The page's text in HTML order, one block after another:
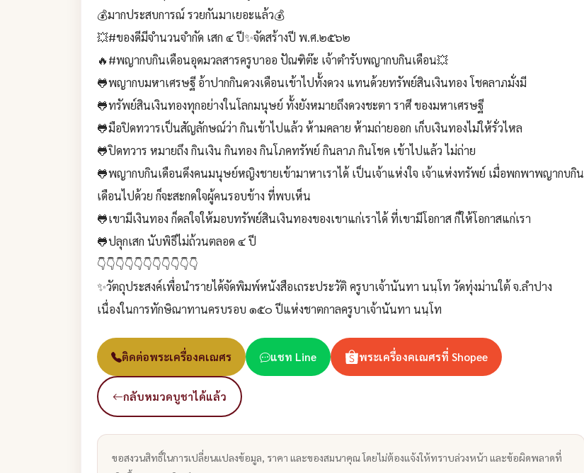
💰มากประสบการณ์ รวยกันมาเยอะแล้ว💰
💥#ของดีมีจำนวนจำกัด เสก ๔ ปี✨จัดสร้างปี พ.ศ.๒๕๖๒
🔥#พญากบกินเดือนอุดมวลสารครูบาออ ปัณฑิต๊ะ เจ้าตำรับพญากบกินเดือน💥
🐸พญากบมหาเศรษฐี อ้าปากกินดวงเดือนเข้าไปทั้งดวง แทนด้วยทรัพย์สินเงินทอง โชคลาภมั่งมี
🐸ทรัพย์สินเงินทองทุกอย่างในโลกมนุษย์ ทั้งยังหมายถึงดวงชะตา ราศี ของมหาเศรษฐี
🐸มือปิดทวารเป็นสัญลักษณ์ว่า กินเข้าไปแล้ว ห้ามคลาย ห้ามถ่ายออก เก็บเงินทองไม่ให้รั่วไหล
🐸ปิดทวาร หมายถึง กินเงิน กินทอง กินโภคทรัพย์ กินลาภ กินโชค เข้าไปแล้ว ไม่ถ่าย
🐸พญากบกินเดือนดึงคนมนุษย์หญิงชายเข้ามาหาเราได้ เป็นเจ้าแห่งใจ เจ้าแห่งทรัพย์ เมื่อพกพาพญากบกิน
เดือนไปด้วย ก็จะสะกดใจผู้คนรอบข้าง ที่พบเห็น
🐸เขามีเงินทอง ก็ดลใจให้มอบทรัพย์สินเงินทองของเขาแก่เราได้ ที่เขามีโอกาส ก็ให้โอกาสแก่เรา
🐸ปลุกเสก นับพิธีไม่ถ้วนตลอด ๔ ปี
👇👇👇👇👇👇👇👇👇👇👇
✨วัตถุประสงค์เพื่อนำรายได้จัดพิมพ์หนังสือเถระประวัติ ครูบาเจ้านันทา นนฺโท วัดทุ่งม่านใต้ จ.ลำปาง
เนื่องในการทักษิณาทานครบรอบ ๑๕๐ ปีแห่งชาตกาลครูบาเจ้านันทา นนฺโท
ติดต่อพระเครื่องคเณศร แชท Line พระเครื่องคเณศรที่ Shopee
กลับหมวดบูชาได้แล้ว
ขอสงวนสิทธิ์ในการเปลี่ยนแปลงข้อมูล, ราคา และของสมนาคุณ โดยไม่ต้องแจ้งให้ทราบล่วงหน้า และข้อผิดพลาดที่